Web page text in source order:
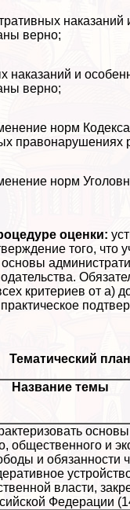
наказаний
верно;
наказаний и
верно;
норм
правонарушениях
норм
оценки:
того, что
основы
критериев от а)
Тематический план
Название темы
основы
общественного и
и обязанности
власти,
Федерации